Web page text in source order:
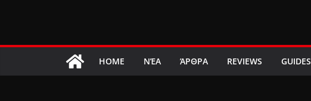
HOME ΝΈΑ ΆΡΘΡΑ REVIEWS GUIDES